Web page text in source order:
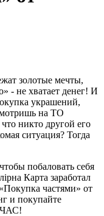
золотые мечты,
- не хватает денег! И
украшений,
на ТО
никто другой его
ситуация? Тогда
побаловать себя
Карта заработал
частями» от
и покупайте